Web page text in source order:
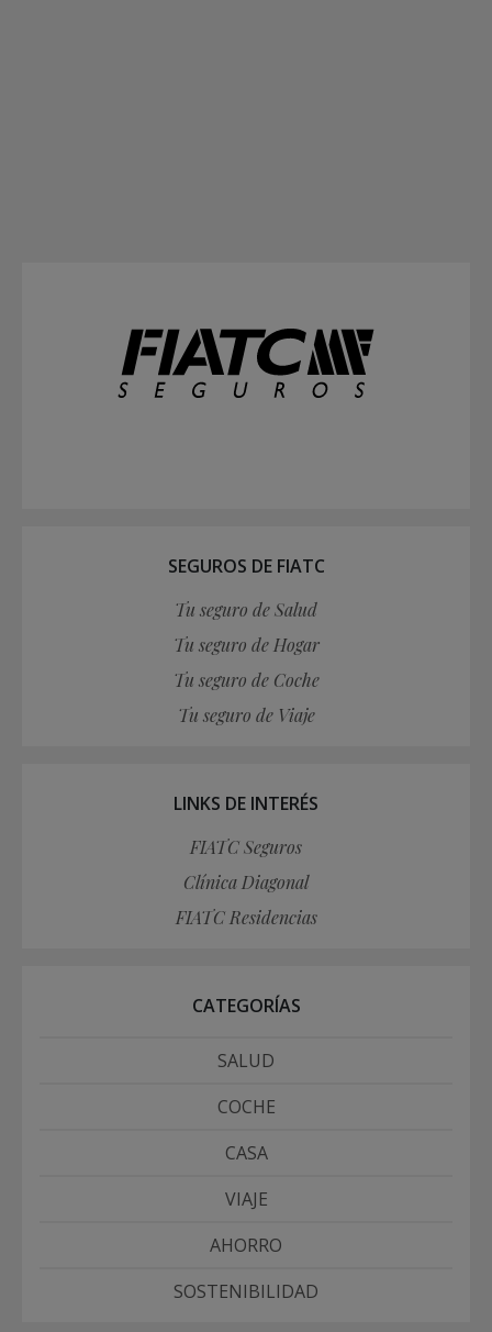
SEGUROS DE FIATC
Tu seguro de Salud
Tu seguro de Hogar
Tu seguro de Coche
Tu seguro de Viaje
LINKS DE INTERÉS
FIATC Seguros
Clínica Diagonal
FIATC Residencias
CATEGORÍAS
SALUD
COCHE
CASA
VIAJE
AHORRO
SOSTENIBILIDAD